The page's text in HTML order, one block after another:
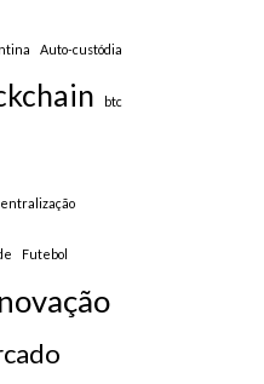
Auto-custódia
btc
Futebol